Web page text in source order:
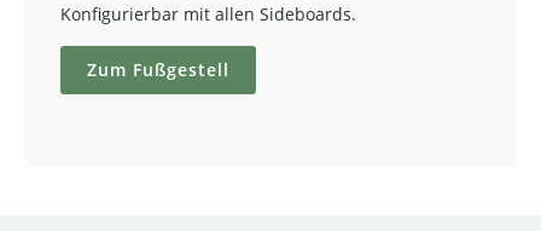
Konfigurierbar mit allen Sideboards.
Zum Fußgestell